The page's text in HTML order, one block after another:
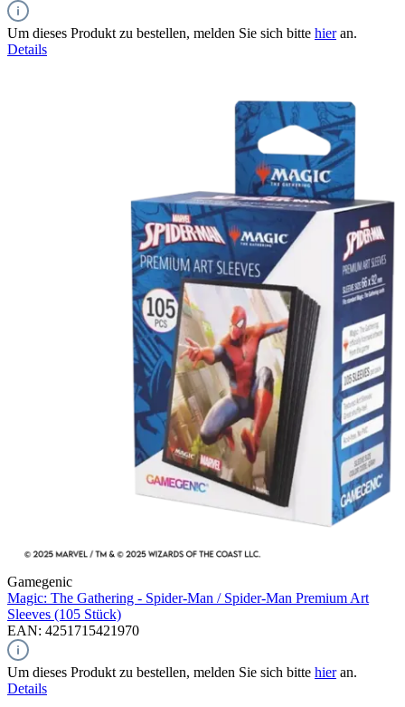
Um dieses Produkt zu bestellen, melden Sie sich bitte hieran.
Details
Gamegenic
Magic: The Gathering - Spider-Man / Spider-Man Premium Art
Sleeves (105 Stück)
EAN: 4251715421970
Um dieses Produkt zu bestellen, melden Sie sich bitte hieran.
Details